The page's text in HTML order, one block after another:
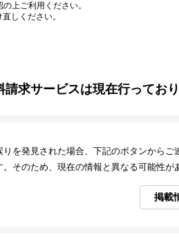
上ご利用ください。
しください。
求サービスは現在行っており
を発見された場合、下記のボタンからご
そのため、現在の情報と異なる可能性が
掲載